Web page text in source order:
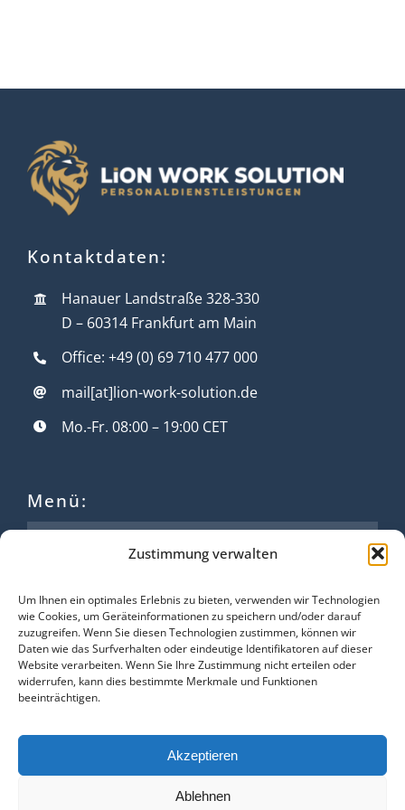
Zustimmung verwalten
Um Ihnen ein optimales Erlebnis zu bieten, verwenden wir Technologien
wie Cookies, um Geräteinformationen zu speichern und/oder darauf
zuzugreifen. Wenn Sie diesen Technologien zustimmen, können wir
Daten wie das Surfverhalten oder eindeutige Identifikatoren auf dieser
Website verarbeiten. Wenn Sie Ihre Zustimmung nicht erteilen oder
widerrufen, kann dies bestimmte Merkmale und Funktionen
beeinträchtigen.
Akzeptieren
Ablehnen
Kontaktdaten:
Hanauer Landstraße 328-330
D – 60314 Frankfurt am Main
Office: +49 (0) 69 710 477 000
mail[at]lion-work-solution.de
Mo.-Fr. 08:00 – 19:00 CET
Menü:
Über Lion
Kontakt